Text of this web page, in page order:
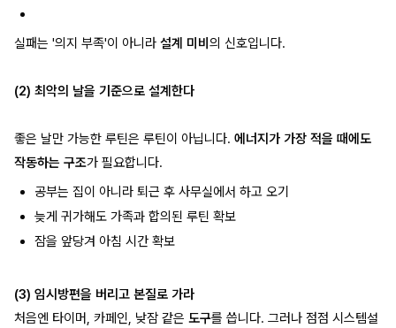
실패는 '의지 부족'이 아니라 설계 미비 의 신호입니다.
(2) 최악의 날을 기준으로 설계한다
좋은 날만 가능한 루틴은 루틴이 아닙니다. 에너지가 가장 적을 때에도
작동하는 구조가 필요합니다.
공부는 집이 아니라 퇴근 후 사무실에서 하고 오기
늦게 귀가해도 가족과 합의된 루틴 확보
잠을 앞당겨 아침 시간 확보
(3) 임시방편을 버리고 본질로 가라
처음엔 타이머, 카페인, 낮잠 같은 도구를 씁니다. 그러나 점점 시스템설